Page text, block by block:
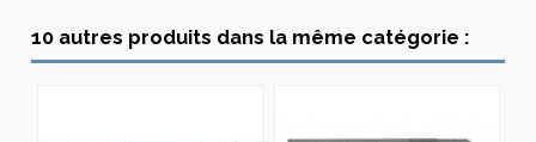
10 autres produits dans la même catégorie :